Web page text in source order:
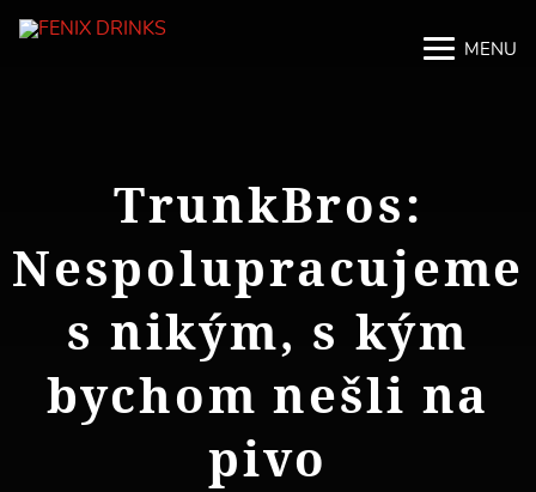
MENU
TrunkBros:
Nespolupracujeme
s nikým, s kým
bychom nešli na
pivo